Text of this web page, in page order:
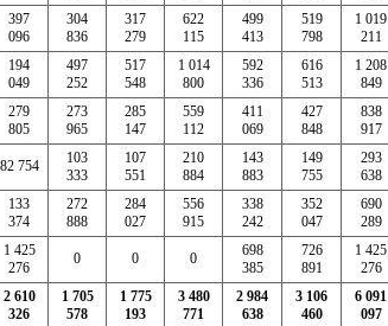
397
096
304
836
317
279
622
115
499
413
519
798
1 019
211
194
049
497
252
517
548
1 014
800
592
336
616
513
1 208
849
279
805
273
965
285
147
559
112
411
069
427
848
838
917
82 754
103
333
107
551
210
884
143
883
149
755
293
638
133
374
272
888
284
027
556
915
338
242
352
047
690
289
1 425
276
0 0 0
698
385
726
891
1 425
276
2 610
326
1 705
578
1 775
193
3 480
771
2 984
638
3 106
460
6 091
097